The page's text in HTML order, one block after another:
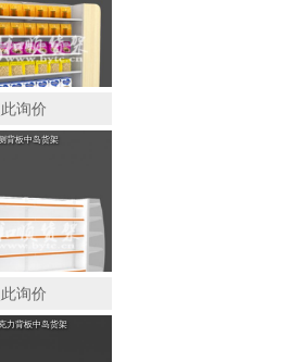
询价
背板中岛货架
询价
力背板中岛货架